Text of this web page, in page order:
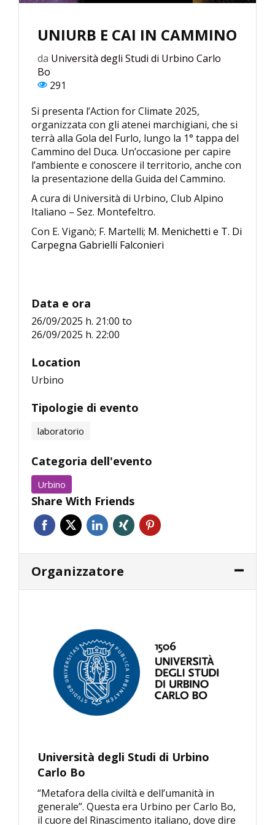
UNIURB E CAI IN CAMMINO
da Università degli Studi di Urbino Carlo
Bo
291
Si presenta l’Action for Climate 2025,
organizzata con gli atenei marchigiani, che si
terrà alla Gola del Furlo, lungo la 1° tappa del
Cammino del Duca. Un’occasione per capire
l’ambiente e conoscere il territorio, anche con
la presentazione della Guida del Cammino.
A cura di Università di Urbino, Club Alpino
Italiano – Sez. Montefeltro.
Con E. Viganò; F. Martelli; M. Menichetti e T. Di
Carpegna Gabrielli Falconieri
Data e ora
26/09/2025 h. 21:00 to
26/09/2025 h. 22:00
Location
Urbino
Tipologie di evento
laboratorio
Categoria dell'evento
Urbino
Share With Friends
Organizzatore
Università degli Studi di Urbino
Carlo Bo
“Metafora della civiltà e dell’umanità in
generale”. Questa era Urbino per Carlo Bo,
il cuore del Rinascimento italiano, dove dire